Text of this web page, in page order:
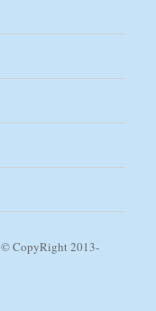
© CopyRight 2013-